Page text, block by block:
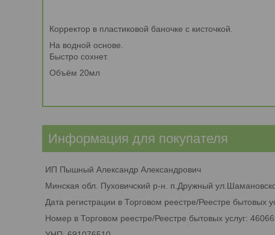
Корректор в пластиковой баночке с кисточкой.
На водной основе.
Быстро сохнет.
Объём 20мл
Информация для покупателя
ИП Пышный Александр Александрович
Минская обл. Пуховичский р-н. п.Дружный
Дата регистрации в Торговом реестре/Реестре бытовых
Номер в Торговом реестре/Реестре бытовых услуг: